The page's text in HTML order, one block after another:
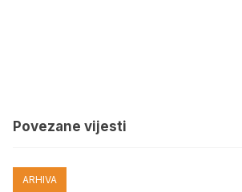
Povezane vijesti
ARHIVA